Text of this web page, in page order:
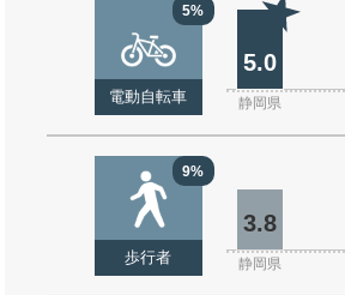
5%
電動自転車
5.0
静岡県
9%
歩行者
3.8
静岡県